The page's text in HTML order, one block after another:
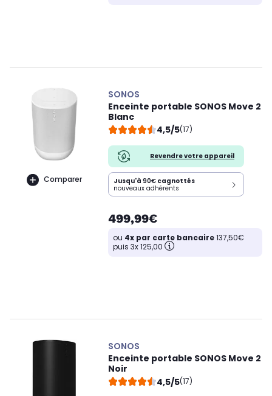
Comparer
SONOS
Enceinte portable SONOS Move 2
Blanc
4,5/5(17)
Revendre votre appareil
Jusqu'à 90€ cagnottés
nouveaux adhérents
499,99€
ou 4x par carte bancaire137,50€
puis 3x 125,00
SONOS
Enceinte portable SONOS Move 2
Noir
4,5/5(17)